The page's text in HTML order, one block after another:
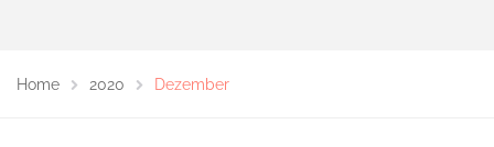
Home 2020 Dezember